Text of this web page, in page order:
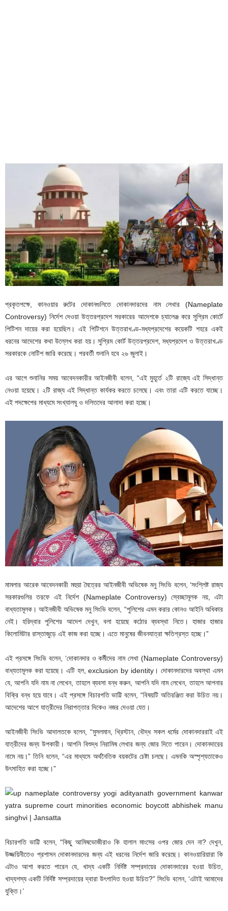
প্রকৃতপক্ষে, কানওয়ার রুটের দোকানগুলিতে দোকানদারদের নাম লেখার (Nameplate
Controversy) নির্দেশ দেওয়া উত্তরপ্রদেশ সরকারের আদেশকে চ্যালেঞ্জ করে সুপ্রিম কোর্টে
পিটিশন দায়ের করা হয়েছিল। এই পিটিশনে উত্তরাখণ্ড-মধ্যপ্রদেশের কয়েকটি শহরে একই
ধরনের আদেশের কথা উল্লেখ করা হয়। সুপ্রিম কোর্ট উত্তরপ্রদেশ, মধ্যপ্রদেশ ও উত্তরাখণ্ড
সরকারকে নোটিশ জারি করেছে। পরবর্তী শুনানি হবে ২৬ জুলাই।
এর আগে শুনানির সময় আবেদনকারীর আইনজীবী বলেন, “এই মুহূর্তে ২টি রাজ্যে এই সিদ্ধান্ত
নেওয়া হয়েছে। ২টি রাজ্য এই সিদ্ধান্ত কার্যকর করতে চলেছে। এবং তারা এটি করতে যাচ্ছে।
এই পদক্ষেপের মাধ্যমে সংখ্যালঘু ও দলিতদের আলাদা করা হচ্ছে।
মামলার আরেক আবেদনকারী মহুয়া মৈত্রের আইনজীবী অভিষেক মনু সিংভি বলেন, ‘সংশ্লিষ্ট রাজ্য
সরকারগুলির তরফে এই নির্দেশ (Nameplate Controversy) স্বেচ্ছামূলক নয়, এটা
বাধ্যতামূলক। আইনজীবী অভিষেক মনু সিংভি বলেন, “পুলিশের এমন করার কোনও আইনি অধিকার
নেই। হরিদ্বার পুলিশের আদেশ দেখুন, বলা হয়েছে কঠোর ব্যবস্থা নিতে। হাজার হাজার
কিলোমিটার রাস্তাজুড়ে এই কাজ করা হচ্ছে। এতে মানুষের জীবনযাত্রা ক্ষতিগ্রস্ত হচ্ছে।”
এই প্রসঙ্গে সিংভি বলেন, ‘দোকানদার ও কর্মীদের নাম লেখা (Nameplate Controversy)
বাধ্যতামূলক করা হয়েছে। এটি হল, exclusion by identity। দোকানদারদের অবস্থা এমন
যে, আপনি যদি নাম না লেখেন, তাহলে ব্যবসা বন্ধ করুন, আপনি যদি নাম লেখেন, তাহলে আপনার
বিক্রি বন্ধ হয়ে যাবে। এই প্রসঙ্গে বিচারপতি ভাট্টি বলেন, “বিষয়টি অতিরঞ্জিত করা উচিত নয়।
আদেশের আগে যাত্রীদের নিরাপত্তার দিকেও নজর দেওয়া যেত।
আইনজীবী সিংভি আদালতকে বলেন, “মুসলমান, খ্রিস্টান, বৌদ্ধ সকল ধর্মের দোকানদাররাই এই
যাত্রীদের জন্য উপকারী। আপনি বিশুদ্ধ নিরামিষ লেখার জন্য জোর দিতে পারেন। দোকানদারের
নামে নয়।” তিনি বলেন, “এর মাধ্যমে অর্থনৈতিক বয়কটের চেষ্টা চলছে। এমনকি অস্পৃশ্যতাকেও
উৎসাহিত করা হচ্ছে।”
বিচারপতি ভাট্টি বলেন, “কিছু আমিষভোজীরাও কি হালাল মাংসের ওপর জোর দেন না? দেখুন,
উজ্জয়িনীতেও প্রশাসন দোকানদারদের জন্য এই ধরনের নির্দেশ জারি করেছে। কানওয়ারিয়ারা কি
এটাও আশা করতে পারেন যে, খাদ্য একটি নির্দিষ্ট সম্প্রদায়ের দোকানদারের হওয়া উচিত,
খাদ্যশস্য একটি নির্দিষ্ট সম্প্রদায়ের দ্বারা উৎপাদিত হওয়া উচিত?” সিংভি বলেন, ‘এটাই আমাদের
যুক্তি।’